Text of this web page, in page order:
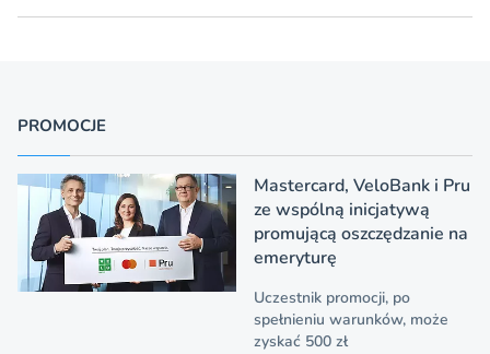
PROMOCJE
Mastercard, VeloBank i Pru
ze wspólną inicjatywą
promującą oszczędzanie na
emeryturę
Uczestnik promocji, po
spełnieniu warunków, może
zyskać 500 zł